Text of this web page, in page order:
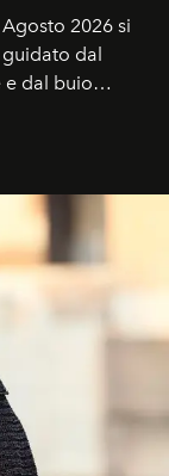
2026 si
dal
e dal buio
12 agosto,